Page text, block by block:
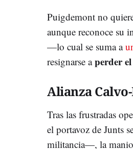
Puigdemont no
aunque reconoce su
—lo cual se suma a
resignarse aperder
Alianza
Tras las frustradas
el portavoz de Junts
militancia—, la